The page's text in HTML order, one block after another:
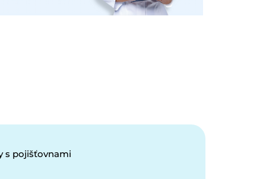
s pojišťovnami